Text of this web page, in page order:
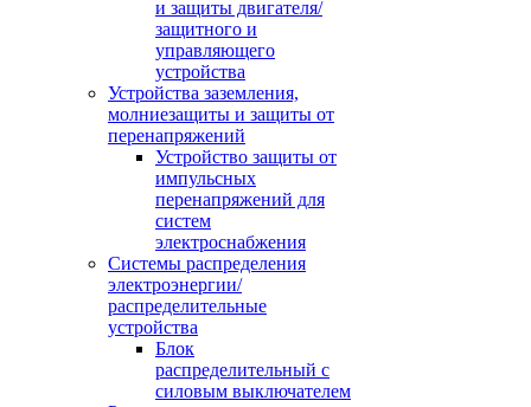
и защиты двигателя/
защитного и
управляющего
устройства
Устройства заземления,
молниезащиты и защиты от
перенапряжений
Устройство защиты от
импульсных
перенапряжений для
систем
электроснабжения
Системы распределения
электроэнергии/
распределительные
устройства
Блок
распределительный с
силовым выключателем